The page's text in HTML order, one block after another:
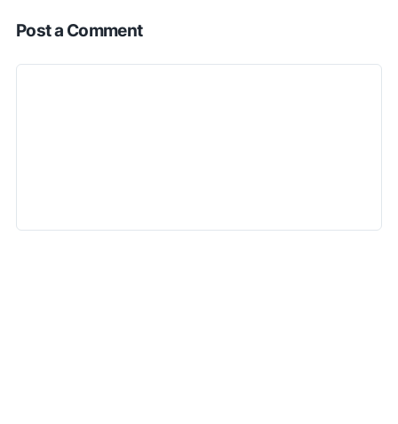
Post a Comment